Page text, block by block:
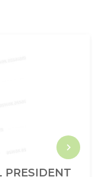
PRESIDENT